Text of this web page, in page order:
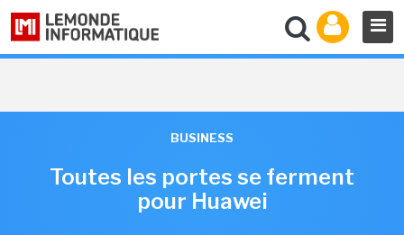
BUSINESS
Toutes les portes se ferment
pour Huawei